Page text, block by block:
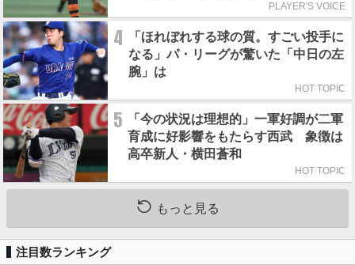
PLAYER'S VOICE
4
「ほれぼれする球の質。すごい投手に
なる」パ・リーグが驚いた「中日の左
腕」は
HOT TOPIC
5
「今の状況は理想的」一軍好調が二軍
育成に好影響をもたらす西武 象徴は
高卒新人・横田蒼和
HOT TOPIC
もっと見る
注目数ランキング